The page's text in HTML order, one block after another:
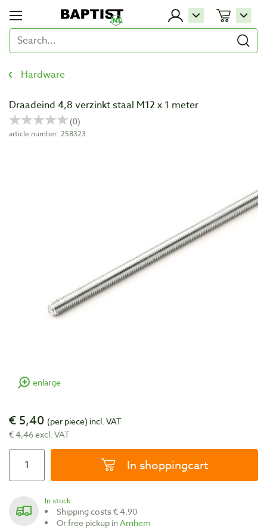
Hardware
Draadeind 4,8 verzinkt staal M12 x 1 meter
article number: 258323
enlarge
€ 5,40 (per piece) incl. VAT
€ 4,46 excl. VAT
In shoppingcart
In stock
Shipping costs € 4,90
Or free pickup inArnhem